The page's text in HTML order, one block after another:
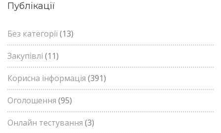
Публікації
Без категорії(13)
Закупівлі (11)
Корисна інформація (391)
Оголошення (95)
Онлайн тестування (3)